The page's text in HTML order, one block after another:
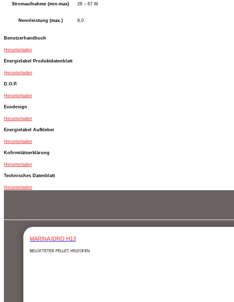
Stromaufnahme (min-max) 28 – 67 W
Nennleistung (max.) 8,0
Benutzerhandbuch
Herunterladen
Energielabel Produktdatenblatt
Herunterladen
D.O.P.
Herunterladen
Ecodesign
Herunterladen
Energielabel Aufkleber
Herunterladen
Kofirmitätserklärung
Herunterladen
Technisches Datenblatt
Herunterladen
MARINA IDRO H13
BELÜFTETER PELLET-HEIZOFEN